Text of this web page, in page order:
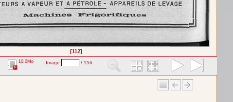
[112]
10,0Mo Image / 156